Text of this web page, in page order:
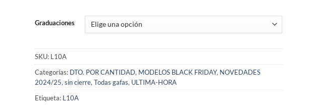
Graduaciones
SKU: L10A
Categorías: DTO. POR CANTIDAD, MODELOS BLACK FRIDAY, NOVEDADES
2024/25,sin cierre,Todas gafas, ULTIMA-HORA
Etiqueta: L10A